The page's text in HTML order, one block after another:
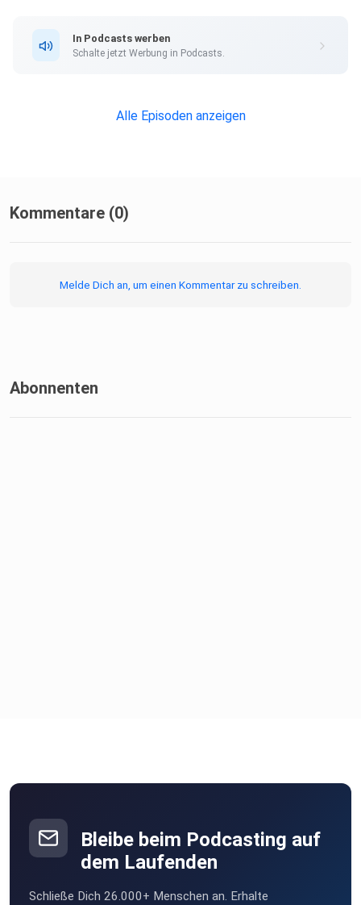
In Podcasts werben
Schalte jetzt Werbung in Podcasts.
Alle Episoden anzeigen
Kommentare (0)
Melde Dich an, um einen Kommentar zu schreiben.
Abonnenten
Bleibe beim Podcasting auf
dem Laufenden
Schließe Dich 26.000+ Menschen an. Erhalte